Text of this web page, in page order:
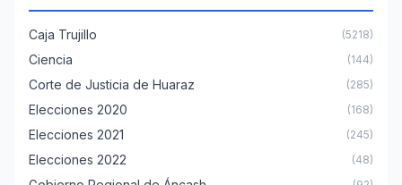
Caja Trujillo (5218)
Ciencia (144)
Corte de Justicia de Huaraz (285)
Elecciones 2020 (168)
Elecciones 2021 (245)
Elecciones 2022 (48)